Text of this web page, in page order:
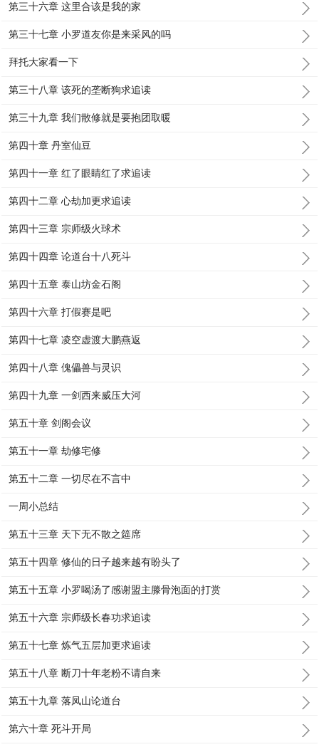
第三十六章 这里合该是我的家
第三十七章 小罗道友你是来采风的吗
拜托大家看一下
第三十八章 该死的垄断狗求追读
第三十九章 我们散修就是要抱团取暖
第四十章 丹室仙豆
第四十一章 红了眼睛红了求追读
第四十二章 心劫加更求追读
第四十三章 宗师级火球术
第四十四章 论道台十八死斗
第四十五章 泰山坊金石阁
第四十六章 打假赛是吧
第四十七章 凌空虚渡大鹏燕返
第四十八章 傀儡兽与灵识
第四十九章 一剑西来威压大河
第五十章 剑阁会议
第五十一章 劫修宅修
第五十二章 一切尽在不言中
一周小总结
第五十三章 天下无不散之筵席
第五十四章 修仙的日子越来越有盼头了
第五十五章 小罗喝汤了感谢盟主滕骨泡面的打赏
第五十六章 宗师级长春功求追读
第五十七章 炼气五层加更求追读
第五十八章 断刀十年老粉不请自来
第五十九章 落凤山论道台
第六十章 死斗开局